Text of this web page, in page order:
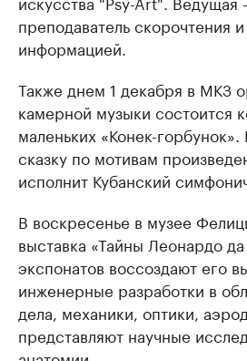
преподаватель скорочтения
информацией.
Также днем 1 декабря в МКЗ
камерной музыки состоится
маленьких «Конек-
сказку по мотивам
исполнит Кубанский
В воскресенье в музее
выставка «Тайны Леонардо
экспонатов воссоздают его
инженерные разработки в
дела, механики, оптики,
представляют научные